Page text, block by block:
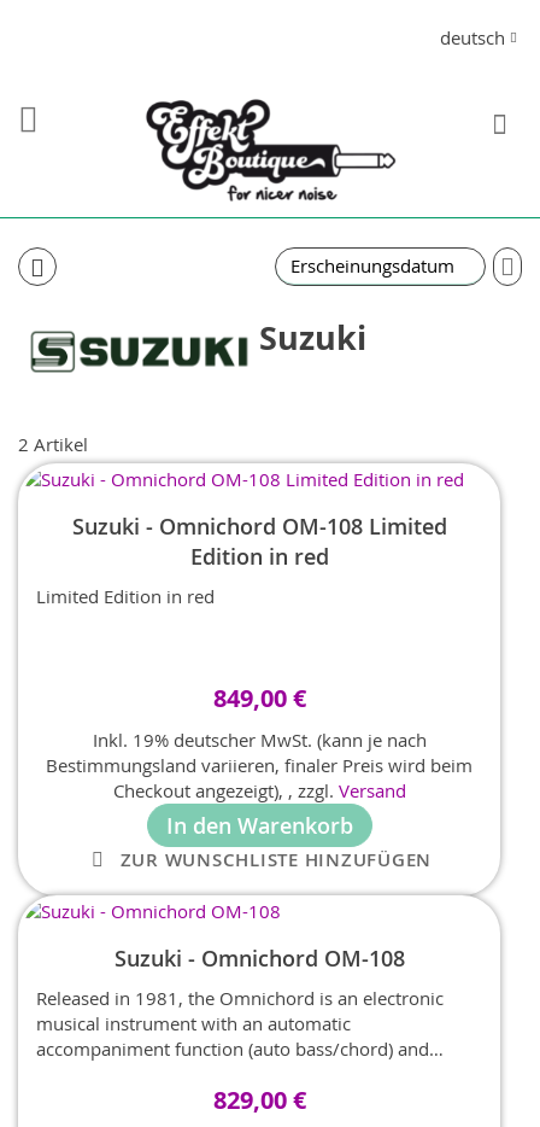
Sprache
deutsch
Suzuki
2 Artikel
In
Suzuki - Omnichord OM-108 Limited
Edition in red
Limited Edition in red
849,00 €
Inkl. 19% deutscher MwSt. (kann je nach
Bestimmungsland variieren, finaler Preis wird beim
Checkout angezeigt), , zzgl. Versand
In den Warenkorb
ZUR WUNSCHLISTE HINZUFÜGEN
Suzuki - Omnichord OM-108
Released in 1981, the Omnichord is an electronic
musical instrument with an automatic
accompaniment function (auto bass/chord) and
button and sliding your finger on the harp sensor
829,00 €